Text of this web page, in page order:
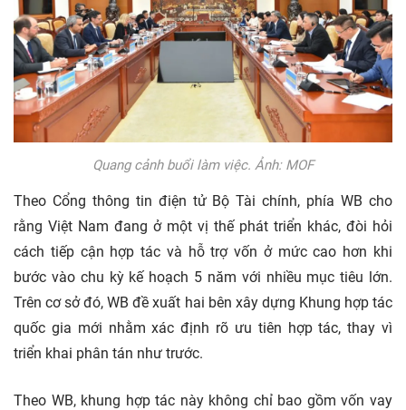
Quang cảnh buổi làm việc. Ảnh: MOF
Theo Cổng thông tin điện tử Bộ Tài chính, phía WB cho
rằng Việt Nam đang ở một vị thế phát triển khác, đòi hỏi
cách tiếp cận hợp tác và hỗ trợ vốn ở mức cao hơn khi
bước vào chu kỳ kế hoạch 5 năm với nhiều mục tiêu lớn.
Trên cơ sở đó, WB đề xuất hai bên xây dựng Khung hợp tác
quốc gia mới nhằm xác định rõ ưu tiên hợp tác, thay vì
triển khai phân tán như trước.
Theo WB, khung hợp tác này không chỉ bao gồm vốn vay